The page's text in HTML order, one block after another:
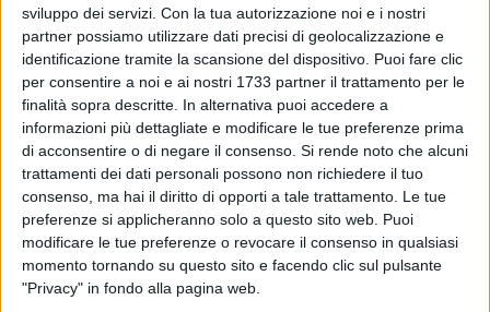
sviluppo dei servizi. Con la tua autorizzazione noi e i nostri
partner possiamo utilizzare dati precisi di geolocalizzazione e
identificazione tramite la scansione del dispositivo. Puoi fare clic
per consentire a noi e ai nostri 1733 partner il trattamento per le
finalità sopra descritte. In alternativa puoi accedere a
informazioni più dettagliate e modificare le tue preferenze prima
di acconsentire o di negare il consenso. Si rende noto che alcuni
trattamenti dei dati personali possono non richiedere il tuo
consenso, ma hai il diritto di opporti a tale trattamento. Le tue
preferenze si applicheranno solo a questo sito web. Puoi
modificare le tue preferenze o revocare il consenso in qualsiasi
momento tornando su questo sito e facendo clic sul pulsante
"Privacy" in fondo alla pagina web.
Si è concluso in data odierna un intervento straordinario di
pulizia delle banchine stradali di Via Trani, nel tratto
compreso tra l'innesto di Via Altiero Spinelli e il confine del
territorio comunale.
L'intervento è stato curato dal Settore Lavori Pubblici e
Manutenzioni del Comune, affidato agli operatori della
Bar.S.A., ed avviato immediatamente dopo un sopralluogo e
la conseguente segnalazione del pericolo per la pubblica
incolumità a causa della presenza di vegetazione infestante